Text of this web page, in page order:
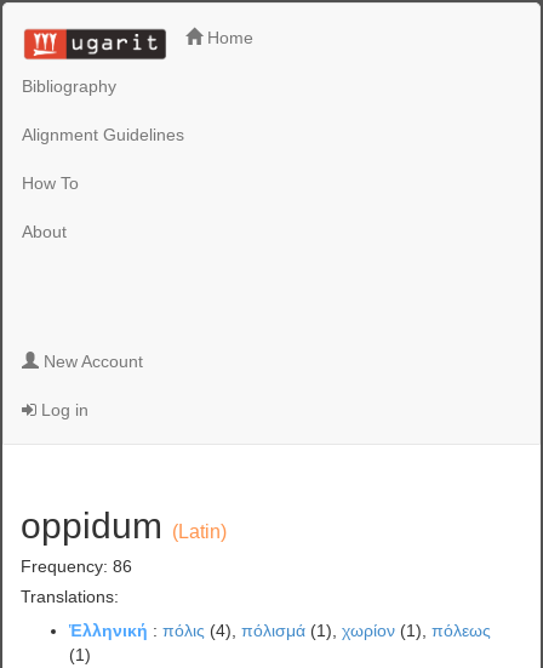
Home
Bibliography
Alignment Guidelines
How To
About
New Account
Log in
oppidum (Latin)
Frequency: 86
Translations:
Ἑλληνική :πόλις (4),πόλισμά (1),χωρίον (1),πόλεως
(1)